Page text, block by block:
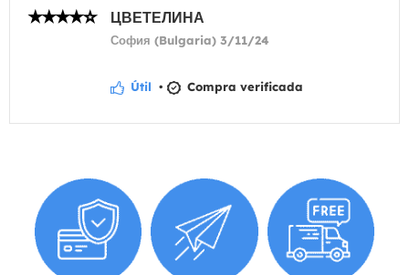
ЦВЕТЕЛИНА
София (Bulgaria) 3/11/24
Útil • Compra verificada